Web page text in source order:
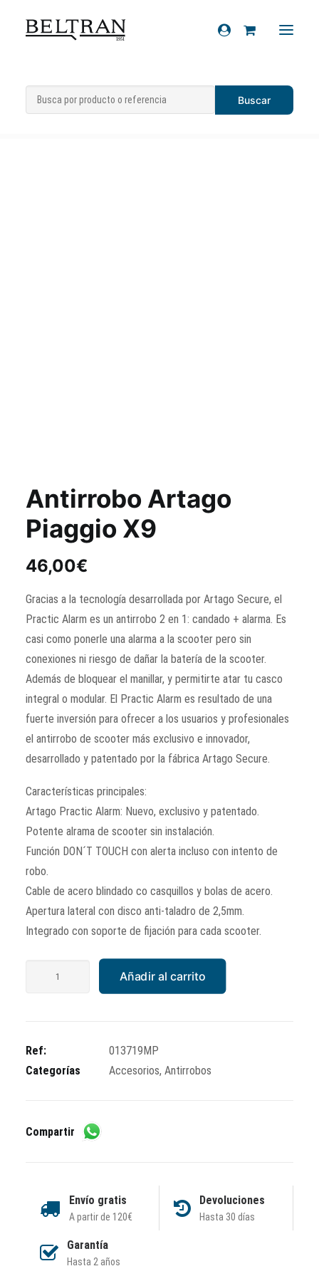
Recambios
Inicio Accesorios » Antirrobos
Antirrobo
Artago Piaggio X9
Antirrobo Artago
Piaggio X9
46,00€
Gracias a la tecnología desarrollada por Artago Secure, el
Practic Alarm es un antirrobo 2 en 1: candado + alarma. Es
casi como ponerle una alarma a la scooter pero sin
conexiones ni riesgo de dañar la batería de la scooter.
Además de bloquear el manillar, y permitirte atar tu casco
integral o modular. El Practic Alarm es resultado de una
fuerte inversión para ofrecer a los usuarios y profesionales
el antirrobo de scooter más exclusivo e innovador,
desarrollado y patentado por la fábrica Artago Secure.
Características principales:
Artago Practic Alarm: Nuevo, exclusivo y patentado.
Potente alrama de scooter sin instalación.
Función DON´T TOUCH con alerta incluso con intento de
robo.
Cable de acero blindado co casquillos y bolas de acero.
Apertura lateral con disco anti-taladro de 2,5mm.
Integrado con soporte de fijación para cada scooter.
cantidad
Añadir al carrito
Ref:
013719MP
Categorías
Accesorios, Antirrobos
Compartir
Envío gratis
A partir de 120€
Devoluciones
Hasta 30 días
Garantía
Hasta 2 años